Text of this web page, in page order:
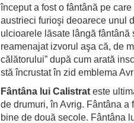
început a fost o fântână pe
austrieci furioşi deoarece unul
ulcioarele lăsate lângă
reamenajat izvorul aşa că, de
călătorului” după cum arată
stă încrustat în zid emblema
Fântâna lui Calistrat este
de drumuri, în Avrig. Fântâna a
bine de două secole. Fântâna